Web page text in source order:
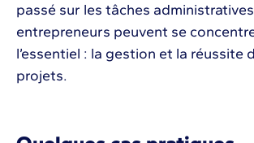
passé sur les tâches
entrepreneurs peuvent se
l’essentiel : la gestion et la réussite
projets.